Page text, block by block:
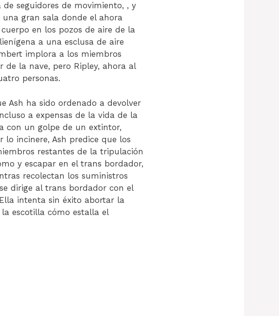
seguidores de movimiento, , y
gran sala donde el ahora
en los pozos de aire de la
a una esclusa de aire
implora a los miembros
la nave, pero Ripley, ahora al
personas.
Ash ha sido ordenado a devolver
a expensas de la vida de la
con un golpe de un extintor,
lo incinere, Ash predice que los
restantes de la tripulación
y escapar en el trans bordador,
recolectan los suministros
dirige al trans bordador con el
intenta sin éxito abortar la
escotilla cómo estalla el